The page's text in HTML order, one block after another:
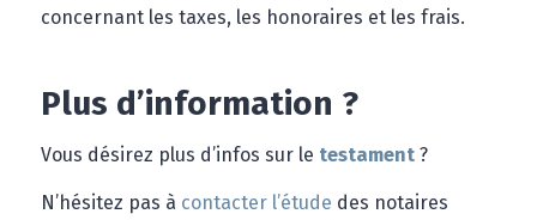
concernant les taxes, les honoraires et les frais.
Plus d’information ?
Vous désirez plus d’infos sur le testament?
N’hésitez pas à contacter l’étude des notaires